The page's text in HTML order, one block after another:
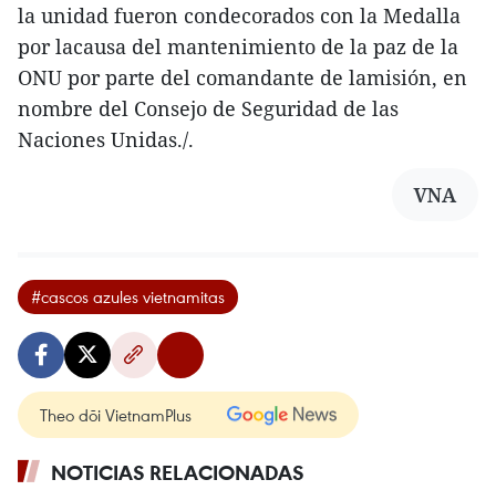
la unidad fueron condecorados con la Medalla
por lacausa del mantenimiento de la paz de la
ONU por parte del comandante de lamisión, en
nombre del Consejo de Seguridad de las
Naciones Unidas./.
VNA
#cascos azules vietnamitas
Theo dõi VietnamPlus
NOTICIAS RELACIONADAS